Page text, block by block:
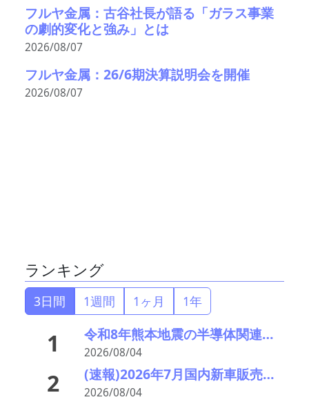
フルヤ金属：古谷社長が語る「ガラス事業
の劇的変化と強み」とは
2026/08/07
フルヤ金属：26/6期決算説明会を開催
2026/08/07
ランキング
3日間 1週間 1ヶ月 1年
1 令和8年熊本地震の半導体関連の被害状況―第4報
2026/08/04
2 (速報)2026年7月国内新車販売 41万7千台 前年同月比7%増加 4か月連続プラス
2026/08/04